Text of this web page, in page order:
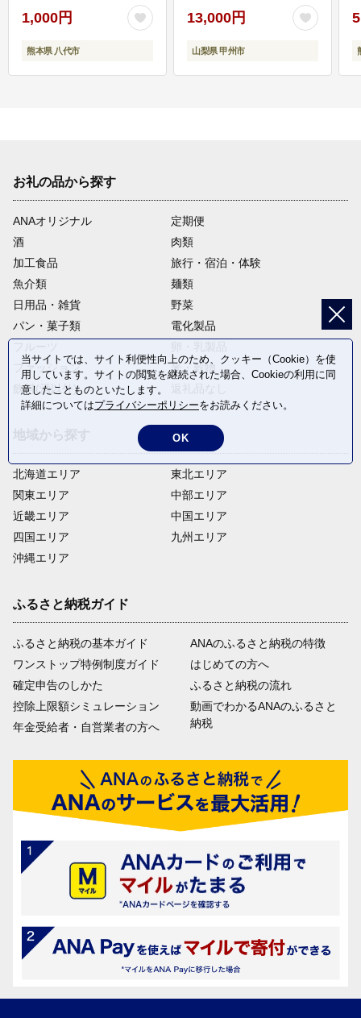
1,000円
熊本県 八代市
13,000円
山梨県 甲州市
お礼の品から探す
ANAオリジナル
定期便
酒
肉類
加工食品
旅行・宿泊・体験
魚介類
麺類
日用品・雑貨
野菜
パン・菓子類
電化製品
ファッション
米・穀物
飲料(酒以外)
北海道エリア
関東エリア
近畿エリア
四国エリア
沖縄エリア
東北エリア
中部エリア
中国エリア
九州エリア
ふるさと納税ガイド
ふるさと納税の基本ガイド
ワンストップ特例制度ガイド
確定申告のしかた
控除上限額シミュレーション
年金受給者・自営業者の方へ
ANAのふるさと納税の特徴
はじめての方へ
ふるさと納税の流れ
動画でわかるANAのふるさと
納税
当サイトでは、サイト利便性向上のため、クッキー（Cookie）を使
用しています。サイトの閲覧を継続された場合、Cookieの利用に同
意したことものといたします。
詳細についてはプライバシーポリシーをお読みください。
OK